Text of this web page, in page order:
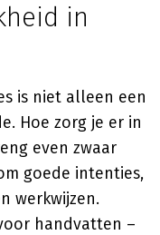
in
is niet alleen een
Hoe zorg je er in
even zwaar
goede intenties,
werkwijzen.
handvatten –